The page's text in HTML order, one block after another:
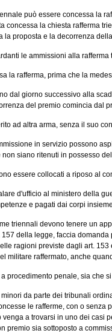
può essere concessa la
la chiesta rafferma
proposta e la decorrenza
le ammissioni alla
la rafferma, prima che la
dal giorno successivo alla
del premio comincia dal
ad altra arma, senza il suo
in servizio possono
siano ritenuti in possesso
essere collocati a riposo al
d'ufficio al ministero della
e pagati dai corpi
triennali devono tenere un
della legge, faccia domanda
ragioni previste dagli art. 153
raffermato, anche
penale, sia che
da parte dei tribunali
le rafferme, con o senza
a trovarsi in uno dei casi
sia sottoposto a